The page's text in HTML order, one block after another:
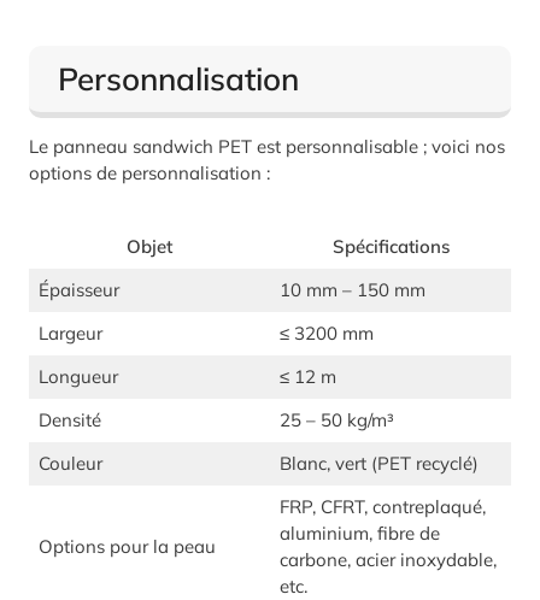
Personnalisation
Le panneau sandwich PET est personnalisable ; voici nos
options de personnalisation :
Objet
Spécifications
Épaisseur
10 mm – 150 mm
Largeur
≤ 3200 mm
Longueur
≤ 12 m
Densité
25 – 50 kg/m³
Couleur
Blanc, vert (PET recyclé)
Options pour la peau
FRP, CFRT, contreplaqué,
aluminium, fibre de
carbone, acier inoxydable,
etc.